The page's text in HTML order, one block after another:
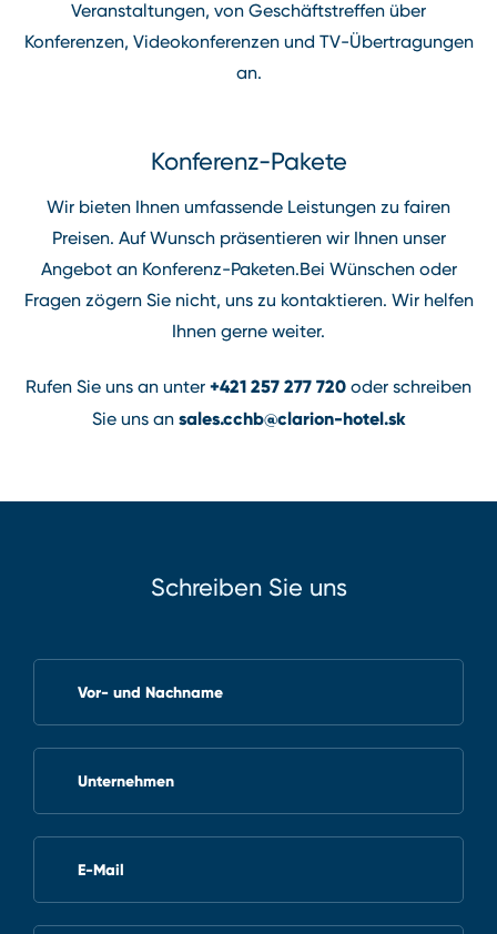
Veranstaltungen, von Geschäftstreffen über
Konferenzen, Videokonferenzen und TV⁠-⁠Übertragungen
an.
Konferenz⁠-⁠Pakete
Wir bieten Ihnen umfassende Leistungen zu fairen
Preisen. Auf Wunsch präsentieren wir Ihnen unser
Angebot an Konferenz-Paketen.Bei Wünschen oder
Fragen zögern Sie nicht, uns zu kontaktieren. Wir helfen
Ihnen gerne weiter.
Rufen Sie uns an unter +421 257 277 720 oder schreiben
Sie uns an sales.cchb@clarion-hotel.sk
Schreiben Sie uns
Vor- und Nachname
Unternehmen
E-Mail